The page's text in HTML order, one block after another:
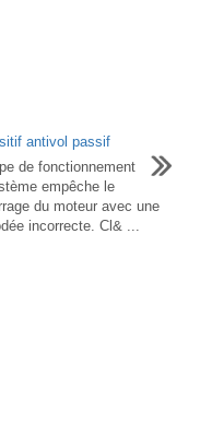
antivol passif
de fonctionnement
empêche le
du moteur avec une
incorrecte. Cl& ...